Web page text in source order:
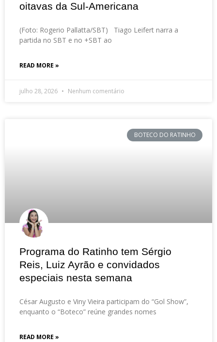
oitavas da Sul-Americana
(Foto: Rogerio Pallatta/SBT) Tiago Leifert narra a
partida no SBT e no +SBT ao
READ MORE »
julho 28, 2026 Nenhum comentário
BOTECO DO RATINHO
Programa do Ratinho tem Sérgio
Reis, Luiz Ayrão e convidados
especiais nesta semana
César Augusto e Viny Vieira participam do “Gol Show”,
enquanto o “Boteco” reúne grandes nomes
READ MORE »